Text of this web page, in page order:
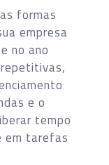
formas
empresa
no ano
e o
tempo
em tarefas